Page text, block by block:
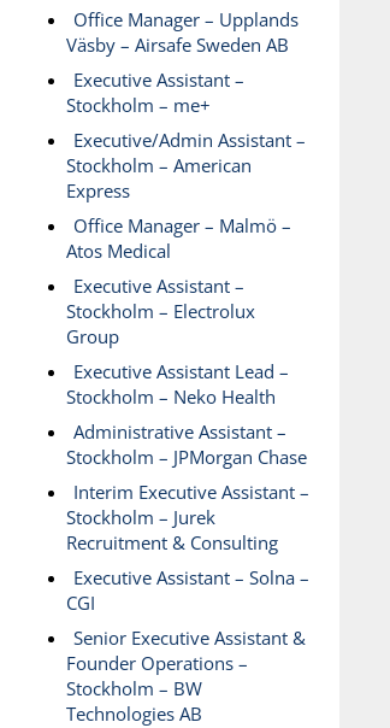
Office Manager – Upplands
Väsby – Airsafe Sweden AB
Executive Assistant –
Stockholm – me+
Executive/Admin Assistant –
Stockholm – American
Express
Office Manager – Malmö –
Atos Medical
Executive Assistant –
Stockholm – Electrolux
Group
Executive Assistant Lead –
Stockholm – Neko Health
Administrative Assistant –
Stockholm – JPMorgan Chase
Interim Executive Assistant –
Stockholm – Jurek
Recruitment & Consulting
Executive Assistant – Solna –
CGI
Senior Executive Assistant &
Founder Operations –
Stockholm – BW
Technologies AB